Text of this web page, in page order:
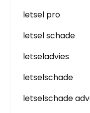
letsel pro
letsel schade
letseladvies
letselschade
letselschade